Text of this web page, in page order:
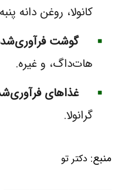
کانولا، روغن دانه
گوشت
هات‌داگ، و غیره.
غذاهای
گرانولا.
منبع: دکتر تو